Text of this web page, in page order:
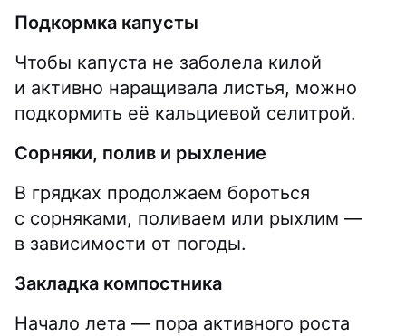
Подкормка капусты
Чтобы капуста не заболела килой
и активно наращивала листья, можно
подкормить её кальциевой селитрой.
Сорняки, полив и рыхление
В грядках продолжаем бороться
с сорняками, поливаем или рыхлим —
в зависимости от погоды.
Закладка компостника
Начало лета — пора активного роста